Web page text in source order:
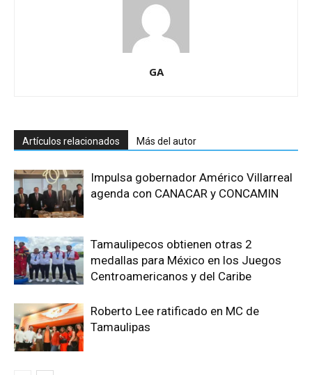
GA
Artículos relacionados Más del autor
Impulsa gobernador Américo Villarreal
agenda con CANACAR y CONCAMIN
Tamaulipecos obtienen otras 2
medallas para México en los Juegos
Centroamericanos y del Caribe
Roberto Lee ratificado en MC de
Tamaulipas